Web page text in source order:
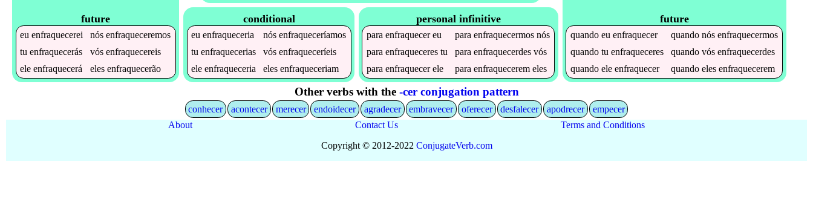
future
euenfraquecerei nósenfraqueceremos
tuenfraquecerás vósenfraquecereis
eleenfraquecerá elesenfraquecerão
conditional
euenfraqueceria nósenfraqueceríamos
tuenfraquecerias vósenfraqueceríeis
eleenfraqueceria elesenfraqueceriam
personal infinitive
paraenfraquecereu paraenfraquecermos nós
paraenfraqueceres tu paraenfraquecerdes vós
paraenfraquecerele paraenfraquecerem eles
future
quandoeuenfraquecer quandonósenfraquecermos
quandotuenfraqueceres quandovósenfraquecerdes
quandoeleenfraquecer quandoelesenfraquecerem
Other verbs with the -cer conjugation pattern
conhecer acontecer merecer endoidecer agradecer embravecer oferecer desfalecer apodrecer
empecer
About
Contact Us
Terms and Conditions
Copyright © 2012-2022 ConjugateVerb.com